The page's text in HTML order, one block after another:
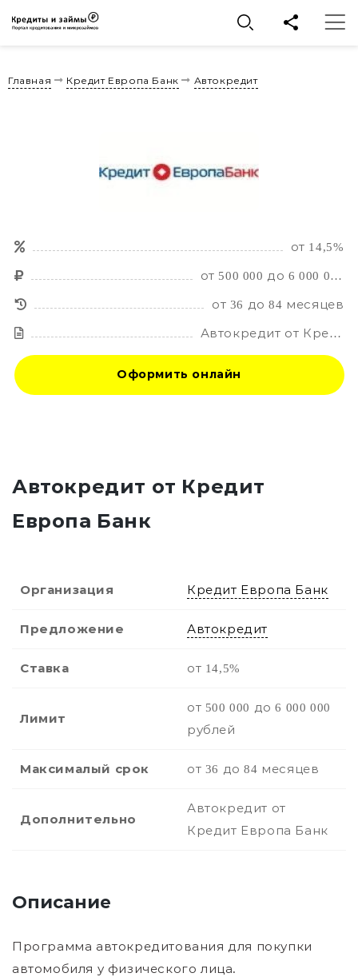
Главная Кредит Европа Банк Автокредит
от 14,5%
от 500 000 до 6 000 000 рублей
от 36 до 84 месяцев
Автокредит от Кредит Европа Банк
Оформить онлайн
Автокредит от Кредит
Европа Банк
Организация Кредит Европа Банк
Предложение Автокредит
Ставка от 14,5%
Лимит
от 500 000 до 6 000 000
рублей
Максималый срок от 36 до 84 месяцев
Дополнительно
Автокредит от
Кредит Европа Банк
Описание
Программа автокредитования для покупки
автомобиля у физического лица.